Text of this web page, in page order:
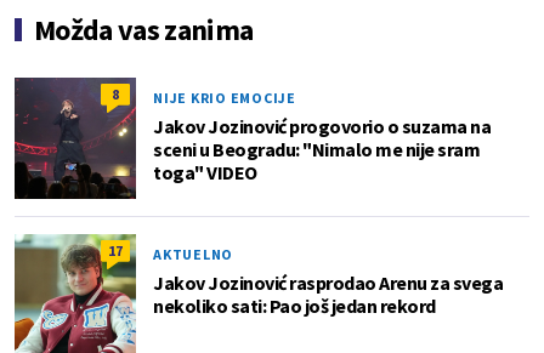
Možda vas zanima
8 NIJE KRIO EMOCIJE
Jakov Jozinović progovorio o suzama na
sceni u Beogradu: "Nimalo me nije sram
toga" VIDEO
17 AKTUELNO
Jakov Jozinović rasprodao Arenu za svega
nekoliko sati: Pao još jedan rekord